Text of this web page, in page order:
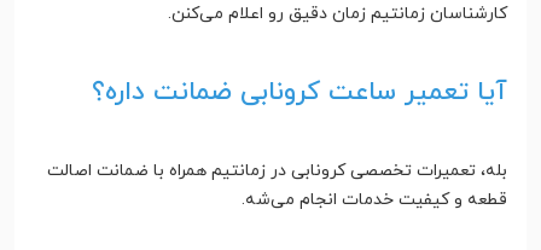
کارشناسان زمانتیم زمان دقیق رو اعلام می‌کنن.
آیا تعمیر ساعت کرونابی ضمانت داره؟
بله، تعمیرات تخصصی کرونابی در زمانتیم همراه با ضمانت اصالت
قطعه و کیفیت خدمات انجام می‌شه.